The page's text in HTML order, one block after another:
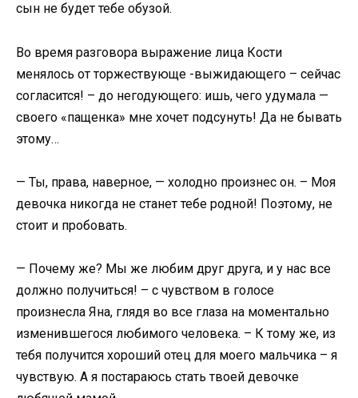
сын не будет тебе обузой.
Во время разговора выражение лица Кости
менялось от торжествующе -выжидающего – сейчас
согласится! – до негодующего: ишь, чего удумала —
своего «пащенка» мне хочет подсунуть! Да не бывать
этому…
— Ты, права, наверное, — холодно произнес он. – Моя
девочка никогда не станет тебе родной! Поэтому, не
стоит и пробовать.
— Почему же? Мы же любим друг друга, и у нас все
должно получиться! – с чувством в голосе
произнесла Яна, глядя во все глаза на моментально
изменившегося любимого человека. – К тому же, из
тебя получится хороший отец для моего мальчика – я
чувствую. А я постараюсь стать твоей девочке